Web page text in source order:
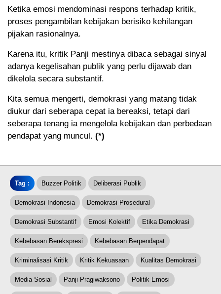
Ketika emosi mendominasi respons terhadap kritik,
proses pengambilan kebijakan berisiko kehilangan
pijakan rasionalnya.
Karena itu, kritik Panji mestinya dibaca sebagai sinyal
adanya kegelisahan publik yang perlu dijawab dan
dikelola secara substantif.
Kita semua mengerti, demokrasi yang matang tidak
diukur dari seberapa cepat ia bereaksi, tetapi dari
seberapa tenang ia mengelola kebijakan dan perbedaan
pendapat yang muncul. (*)
Tag : Buzzer Politik Deliberasi Publik
Demokrasi Indonesia Demokrasi Prosedural
Demokrasi Substantif Emosi Kolektif Etika Demokrasi
Kebebasan Berekspresi Kebebasan Berpendapat
Kriminalisasi Kritik Kritik Kekuasaan Kualitas Demokrasi
Media Sosial Panji Pragiwaksono Politik Emosi